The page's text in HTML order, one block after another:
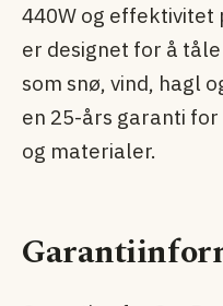
440W og effektivitet
er designet for å
som snø, vind, hagl
en 25-års garanti
og materialer.